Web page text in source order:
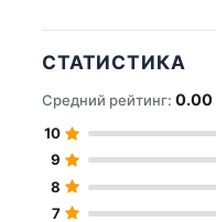
СТАТИСТИКА
Средний рейтинг: 0.00
10
9
8
7